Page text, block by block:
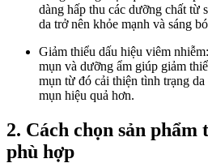
dàng hấp thu các dưỡng chất từ
da trở nên khỏe mạnh và sáng
Giảm thiểu dấu hiệu viêm
mụn và dưỡng ẩm giúp giảm
mụn từ đó cải thiện tình trạng
mụn hiệu quả hơn.
2. Cách chọn sản phẩm
phù hợp